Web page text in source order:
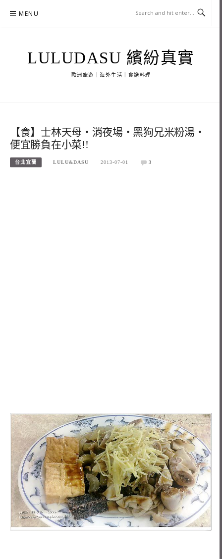
MENU
LULUDASU 繽紛真實
歐洲旅遊｜海外生活｜食譜料理
【食】士林天母‧消夜場‧黑狗兄米粉湯‧
便宜勝負在小菜!!
台北宜蘭 LULU&DASU 2013-07-01 3